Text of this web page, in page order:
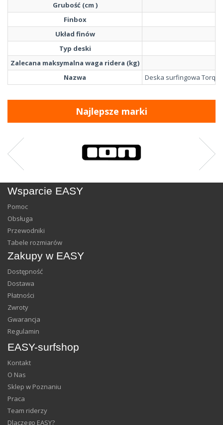
Grubość (cm )
Finbox
Układ finów
Typ deski
Zalecana maksymalna waga ridera (kg)
Nazwa
Deska surfingowa Torq
Najlepsze marki
Wsparcie EASY
Pomoc
Obsługa
Przewodniki
Tabele rozmiarów
Zakupy w EASY
Dostępność
Dostawa
Płatności
Zwroty
Gwarancja
Regulamin
EASY-surfshop
Kontakt
O Nas
Sklep w Poznaniu
Praca
Team riderzy
Dlaczego EASY?